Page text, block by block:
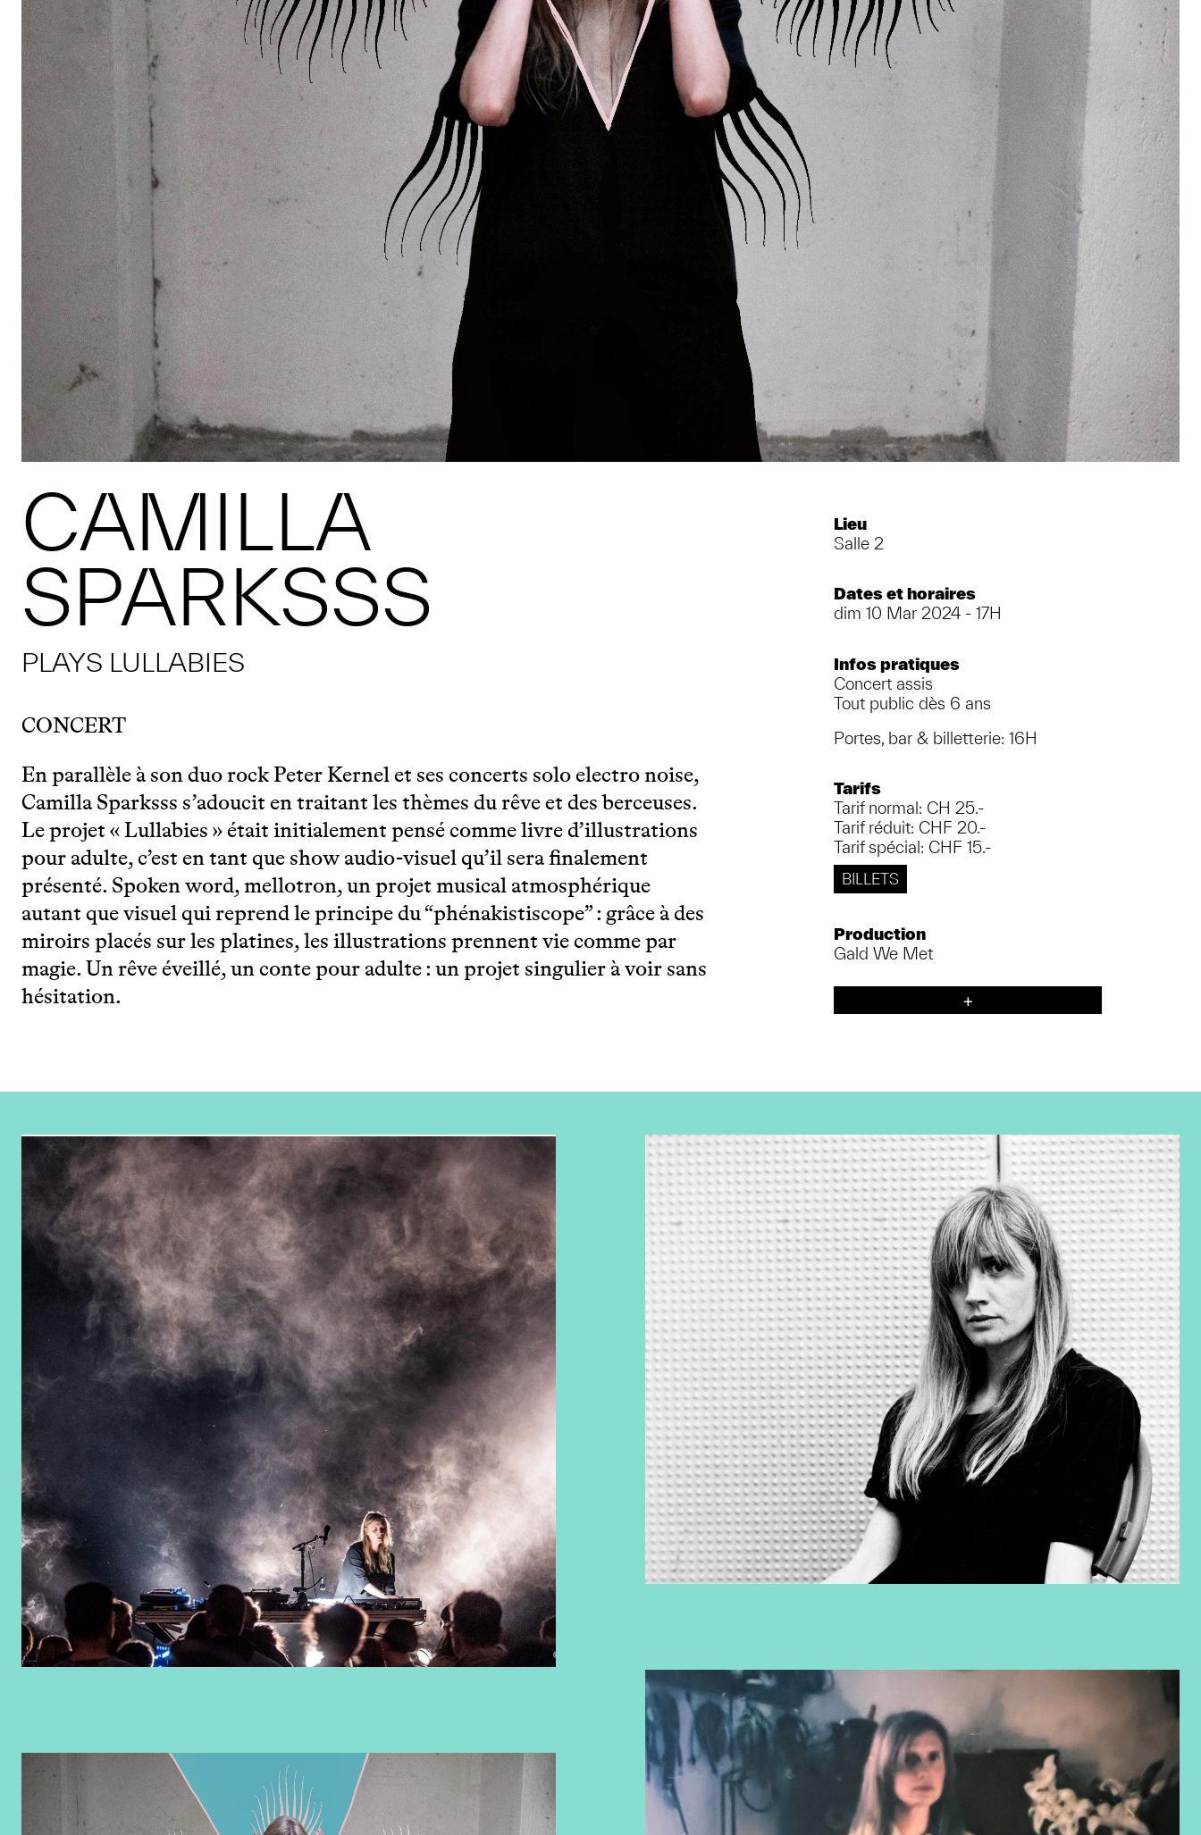
CAMILLA
SPARKSSS
PLAYS LULLABIES
CONCERT
En parallèle à son duo rock Peter Kernel et ses concerts solo electro noise,
Camilla Sparksss s’adoucit en traitant les thèmes du rêve et des berceuses.
Le projet « Lullabies » était initialement pensé comme livre d’illustrations
pour adulte, c’est en tant que show audio-visuel qu’il sera finalement
présenté. Spoken word, mellotron, un projet musical atmosphérique
autant que visuel qui reprend le principe du “phénakistiscope” : grâce à des
miroirs placés sur les platines, les illustrations prennent vie comme par
magie. Un rêve éveillé, un conte pour adulte : un projet singulier à voir sans
hésitation.
Lieu
Salle 2
Dates et horaires
dim 10 Mar 2024 - 17H
Infos pratiques
Concert assis
Tout public dès 6 ans
Portes, bar & billetterie: 16H
Tarifs
Tarif normal: CH 25.-
Tarif réduit: CHF 20.-
Tarif spécial: CHF 15.-
BILLETS
Production
Gald We Met